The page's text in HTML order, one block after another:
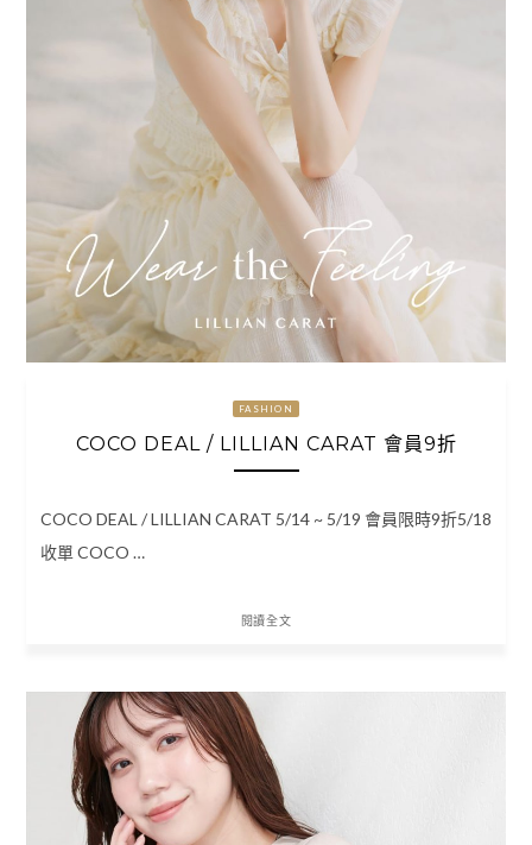
FASHION
COCO DEAL / LILLIAN CARAT 會員9折
COCO DEAL / LILLIAN CARAT 5/14 ~ 5/19 會員限時9折5/18
收單 COCO …
閱讀全文